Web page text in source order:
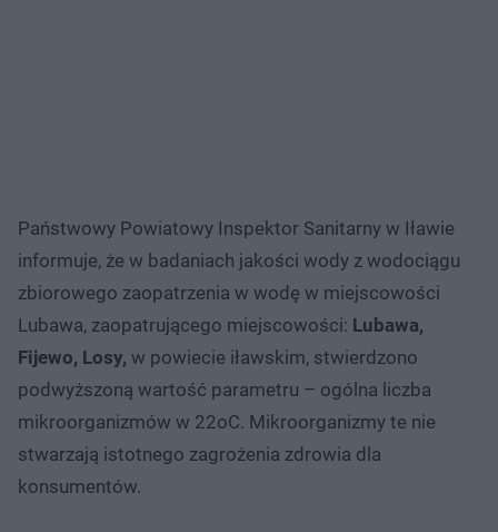
Państwowy Powiatowy Inspektor Sanitarny w Iławie
informuje, że w badaniach jakości wody z wodociągu
zbiorowego zaopatrzenia w wodę w miejscowości
Lubawa, zaopatrującego miejscowości: Lubawa,
Fijewo, Losy, w powiecie iławskim, stwierdzono
podwyższoną wartość parametru – ogólna liczba
mikroorganizmów w 22oC. Mikroorganizmy te nie
stwarzają istotnego zagrożenia zdrowia dla
konsumentów.